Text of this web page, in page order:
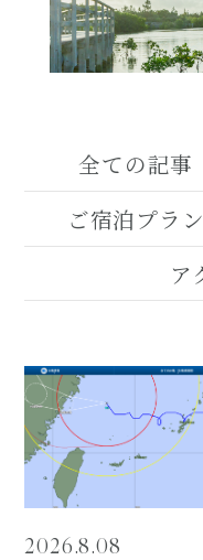
全ての記事
ご宿泊プラン
ア
2026.8.08